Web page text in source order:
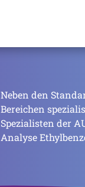
Neben den
Bereichen
Spezialisten der
Analyse